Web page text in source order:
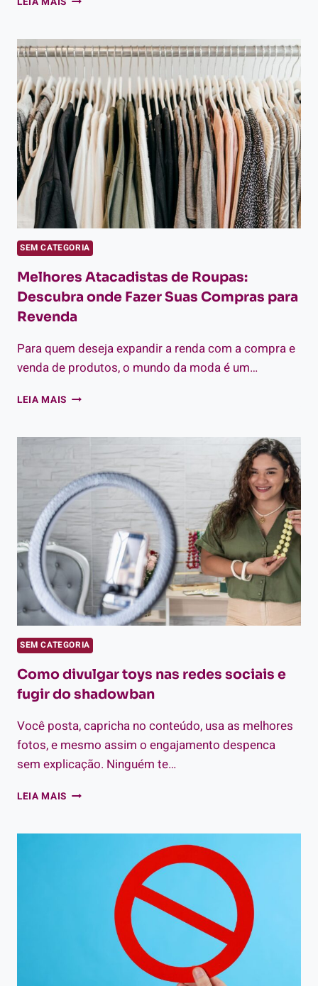
COMO
MONTAR
SEM CATEGORIA
Melhores Atacadistas de Roupas:
Descubra onde Fazer Suas Compras para
Revenda
Para quem deseja expandir a renda com a compra e
venda de produtos, o mundo da moda é um…
LEIA MAIS MELHORES
ROUPAS:
DESCUBRA
ONDE
FAZER
SUAS
COMPRAS
PARA
REVENDA
SEM CATEGORIA
Como divulgar toys nas redes sociais e
fugir do shadowban
Você posta, capricha no conteúdo, usa as melhores
fotos, e mesmo assim o engajamento despenca
sem explicação. Ninguém te…
LEIA MAIS COMO
NAS
SHADOWBAN